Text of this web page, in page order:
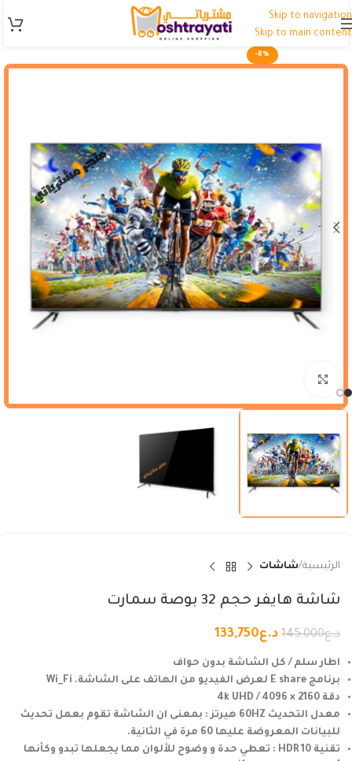
Skip to navigation
Skip to main content
-8%
الرئيسية شاشات
شاشة هايفر حجم 32 بوصة سمارت
د.ع145,000 د.ع133,750
اطار سلم / كل الشاشة بدون حواف
برنامج E share لعرض الفيديو من الهاتف على الشاشة. Wi_Fi
دقة 2160 × 4096 / 4k UHD
معدل التحديث 60HZ هيرتز : بمعنى ان الشاشة تقوم بعمل تحديث
للبيانات المعروضة عليها 60 مرة في الثانية.
تقنية HDR 10 : تعطي حدة و وضوح للألوان مما يجعلها تبدو وكأنها